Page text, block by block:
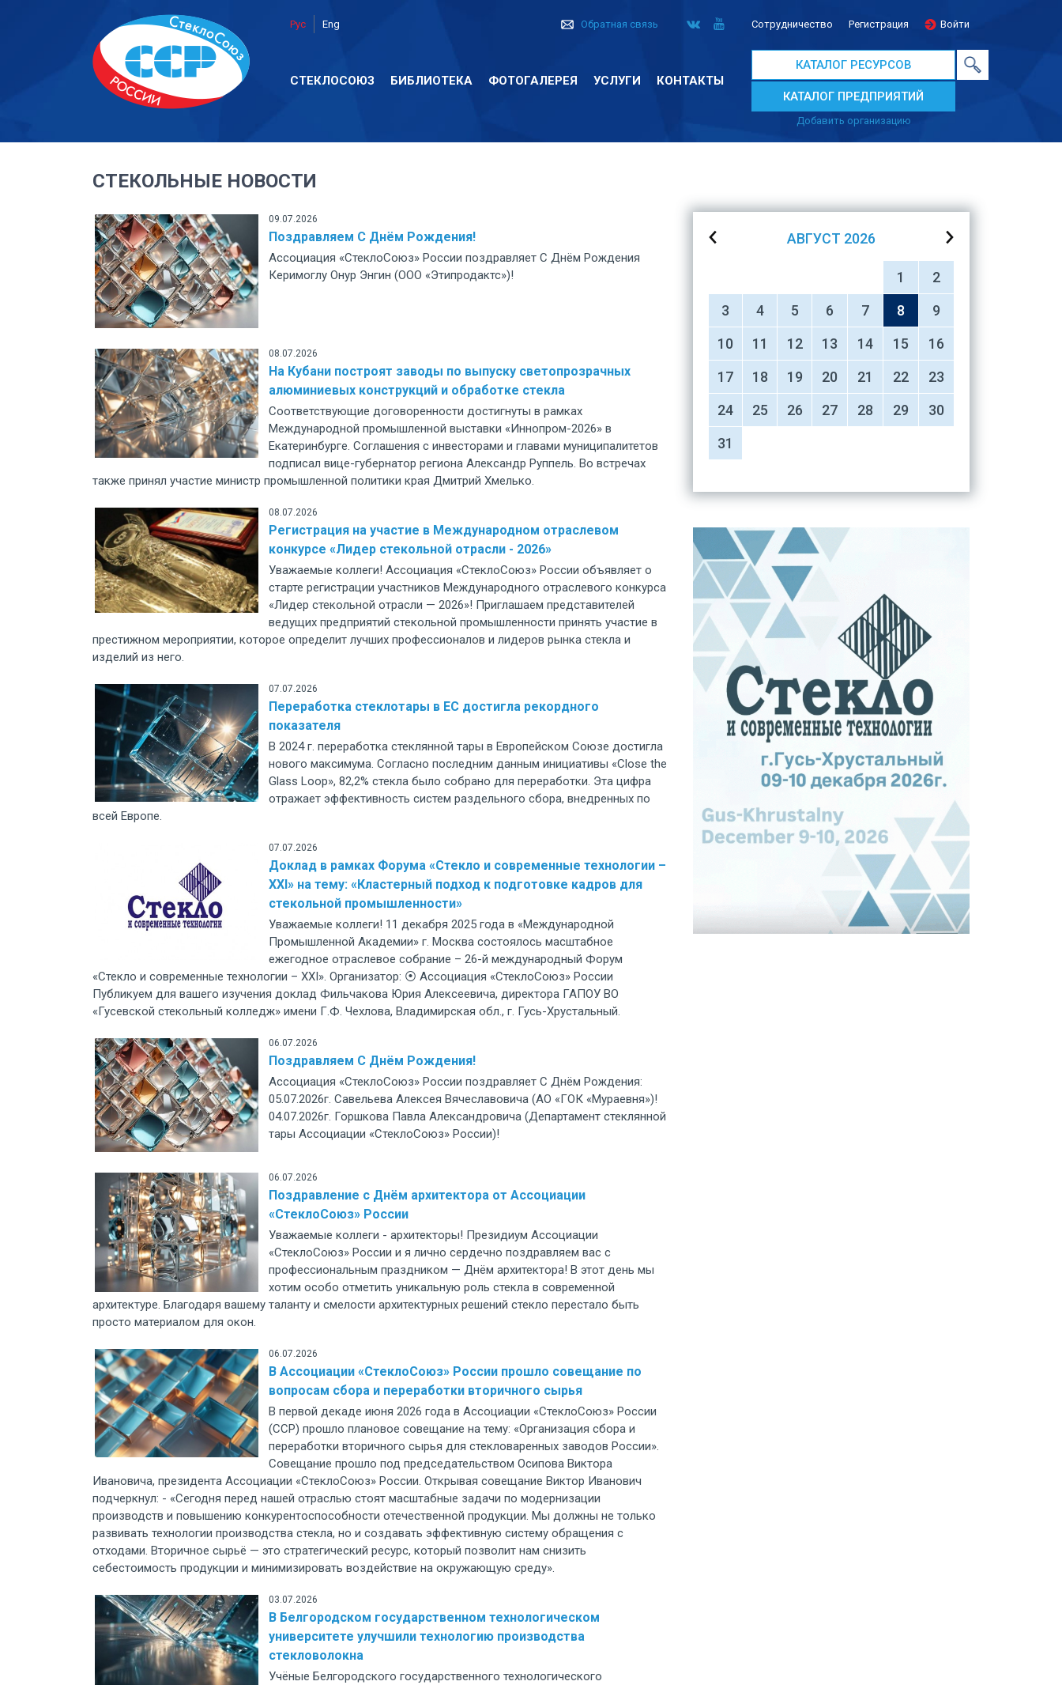
Рус Eng Обратная связь Сотрудничество Регистрация Войти
СТЕКЛОСОЮЗ БИБЛИОТЕКА ФОТОГАЛЕРЕЯ УСЛУГИ КОНТАКТЫ
КАТАЛОГ РЕСУРСОВ
КАТАЛОГ ПРЕДПРИЯТИЙ
Добавить организацию
СТЕКОЛЬНЫЕ НОВОСТИ
09.07.2026
Поздравляем С Днём Рождения!
Ассоциация «СтеклоСоюз» России поздравляет С Днём Рождения
Керимоглу Онур Энгин (ООО «Этипродактс»)!
08.07.2026
На Кубани построят заводы по выпуску светопрозрачных
алюминиевых конструкций и обработке стекла
Соответствующие договоренности достигнуты в рамках
Международной промышленной выставки «Иннопром-2026» в
Екатеринбурге. Соглашения с инвесторами и главами муниципалитетов
подписал вице-губернатор региона Александр Руппель. Во встречах
также принял участие министр промышленной политики края Дмитрий Хмелько.
08.07.2026
Регистрация на участие в Международном отраслевом
конкурсе «Лидер стекольной отрасли - 2026»
Уважаемые коллеги! Ассоциация «СтеклоСоюз» России объявляет о
старте регистрации участников Международного отраслевого конкурса
«Лидер стекольной отрасли — 2026»! Приглашаем представителей
ведущих предприятий стекольной промышленности принять участие в
престижном мероприятии, которое определит лучших профессионалов и лидеров рынка стекла и
изделий из него.
07.07.2026
Переработка стеклотары в ЕС достигла рекордного
показателя
В 2024 г. переработка стеклянной тары в Европейском Союзе достигла
нового максимума. Согласно последним данным инициативы «Close the
Glass Loop», 82,2% стекла было собрано для переработки. Эта цифра
отражает эффективность систем раздельного сбора, внедренных по
всей Европе.
07.07.2026
Доклад в рамках Форума «Стекло и современные технологии –
XXI» на тему: «Кластерный подход к подготовке кадров для
стекольной промышленности»
Уважаемые коллеги! 11 декабря 2025 года в «Международной
Промышленной Академии» г. Москва состоялось масштабное
ежегодное отраслевое собрание – 26-й международный Форум
«Стекло и современные технологии – XXI». Организатор: ⦿ Ассоциация «СтеклоСоюз» России
Публикуем для вашего изучения доклад Фильчакова Юрия Алексеевича, директора ГАПОУ ВО
«Гусевской стекольный колледж» имени Г.Ф. Чехлова, Владимирская обл., г. Гусь-Хрустальный.
06.07.2026
Поздравляем С Днём Рождения!
Ассоциация «СтеклоСоюз» России поздравляет С Днём Рождения:
05.07.2026г. Савельева Алексея Вячеславовича (АО «ГОК «Мураевня»)!
04.07.2026г. Горшкова Павла Александровича (Департамент стеклянной
тары Ассоциации «СтеклоСоюз» России)!
06.07.2026
Поздравление с Днём архитектора от Ассоциации
«СтеклоCоюз» России
Уважаемые коллеги - архитекторы! Президиум Ассоциации
«СтеклоСоюз» России и я лично сердечно поздравляем вас с
профессиональным праздником — Днём архитектора! В этот день мы
хотим особо отметить уникальную роль стекла в современной
архитектуре. Благодаря вашему таланту и смелости архитектурных решений стекло перестало быть
просто материалом для окон.
06.07.2026
В Ассоциации «СтеклоСоюз» России прошло совещание по
вопросам сбора и переработки вторичного сырья
В первой декаде июня 2026 года в Ассоциации «СтеклоСоюз» России
(ССР) прошло плановое совещание на тему: «Организация сбора и
переработки вторичного сырья для стекловаренных заводов России».
Совещание прошло под председательством Осипова Виктора
Ивановича, президента Ассоциации «СтеклоСоюз» России. Открывая совещание Виктор Иванович
подчеркнул: - «Сегодня перед нашей отраслью стоят масштабные задачи по модернизации
производств и повышению конкурентоспособности отечественной продукции. Мы должны не только
развивать технологии производства стекла, но и создавать эффективную систему обращения с
отходами. Вторичное сырьё — это стратегический ресурс, который позволит нам снизить
себестоимость продукции и минимизировать воздействие на окружающую среду».
03.07.2026
В Белгородском государственном технологическом
университете улучшили технологию производства
стекловолокна
Учёные Белгородского государственного технологического
АВГУСТ 2026
1
2
3
4 5 6 7 8
9
10
11 12 13 14 15
16
17
18 19 20 21 22
23
24
25 26 27 28 29
30
31